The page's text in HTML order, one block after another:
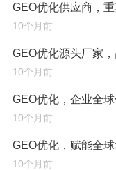
否专业的“试金石”。
深厚的行业经
商，其价值首先
有优化案例的数
值得信赖的服务
展示客户的行业
GEO优化供应商，
10个月前
GEO优化源头厂家
10个月前
GEO优化，企业全
10个月前
GEO优化，赋能全
10个月前